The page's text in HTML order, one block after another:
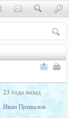
23 года назад
Иван Привалов